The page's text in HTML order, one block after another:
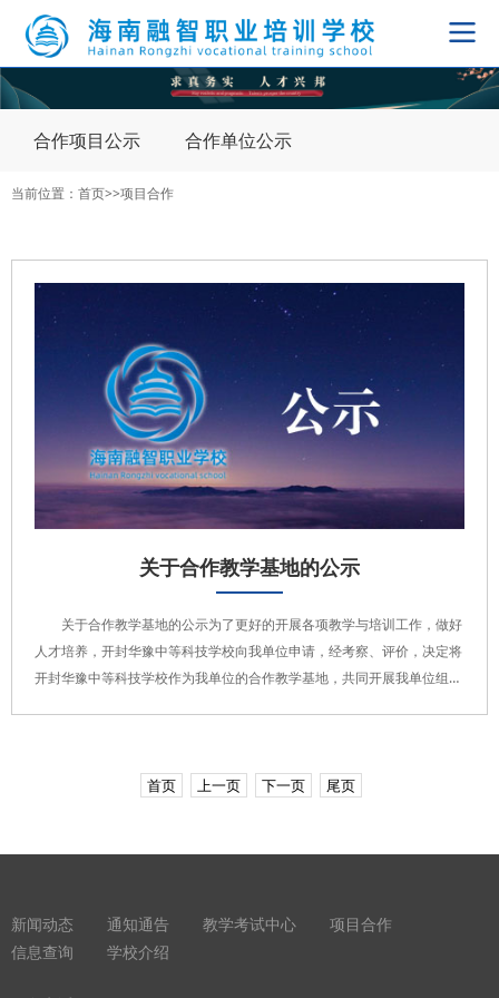
导
切
换
合作项目公示
合作单位公示
当前位置： 首页>>项目合作
关于合作教学基地的公示
关于合作教学基地的公示为了更好的开展各项教学与培训工作，做好
人才培养，开封华豫中等科技学校向我单位申请，经考察、评价，决定将
开封华豫中等科技学校作为我单位的合作教学基地，共同开展我单位组织
首页 上一页 下一页 尾页
新闻动态 通知通告 教学考试中心
项目合作
信息查询
学校介绍